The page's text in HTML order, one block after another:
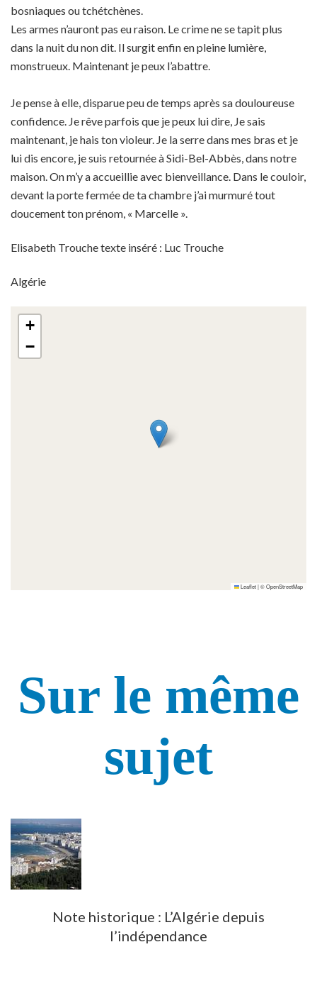
bosniaques ou tchétchènes.
Les armes n’auront pas eu raison. Le crime ne se tapit plus
dans la nuit du non dit. Il surgit enfin en pleine lumière,
monstrueux. Maintenant je peux l’abattre.
Je pense à elle, disparue peu de temps après sa douloureuse
confidence. Je rêve parfois que je peux lui dire, Je sais
maintenant, je hais ton violeur. Je la serre dans mes bras et je
lui dis encore, je suis retournée à Sidi-Bel-Abbès, dans notre
maison. On m’y a accueillie avec bienveillance. Dans le couloir,
devant la porte fermée de ta chambre j’ai murmuré tout
doucement ton prénom, « Marcelle ».
Elisabeth Trouche texte inséré : Luc Trouche
Algérie
+
−
Leaflet|©OpenStreetMap
Sur le même
sujet
Note historique : L’Algérie depuis
l’indépendance